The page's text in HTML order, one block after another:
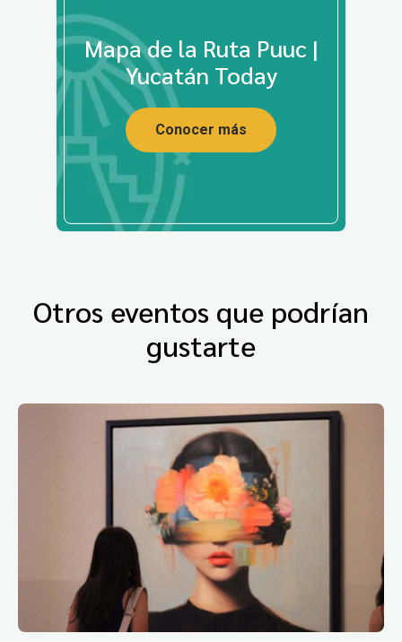
Mapa de la Ruta Puuc |
Yucatán Today
Conocer más
Otros eventos que podrían
gustarte